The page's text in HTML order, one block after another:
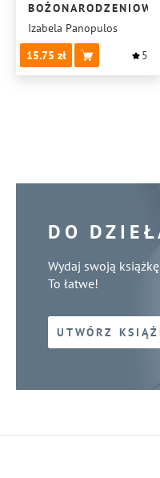
BOŻONARODZENIOWE
Izabela Panopulos
15.75
5
DO
Wydaj swoją
To łatwe!
UTWÓRZ